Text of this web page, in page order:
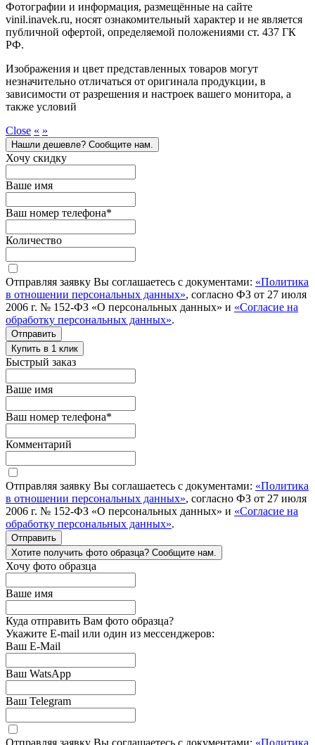
Фотографии и информация, размещённые на сайте
vinil.inavek.ru, носят ознакомительный характер и не является
публичной офертой, определяемой положениями ст. 437 ГК
РФ.
Изображения и цвет представленных товаров могут
незначительно отличаться от оригинала продукции, в
зависимости от разрешения и настроек вашего монитора, а
также условий
Close « »
Нашли дешевле? Сообщите нам.
Хочу скидку
Ваше имя
Ваш номер телефона*
Количество
Отправляя заявку Вы соглашаетесь с документами: «Политика
в отношении персональных данных», согласно ФЗ от 27 июля
2006 г. № 152-ФЗ «О персональных данных» и «Согласие на
обработку персональных данных».
Отправить
Купить в 1 клик
Быстрый заказ
Ваше имя
Ваш номер телефона*
Комментарий
Отправляя заявку Вы соглашаетесь с документами: «Политика
в отношении персональных данных», согласно ФЗ от 27 июля
2006 г. № 152-ФЗ «О персональных данных» и «Согласие на
обработку персональных данных».
Отправить
Хотите получить фото образца? Сообщите нам.
Хочу фото образца
Ваше имя
Куда отправить Вам фото образца?
Укажите E-mail или один из мессенджеров:
Ваш E-Mail
Ваш WatsApp
Ваш Telegram